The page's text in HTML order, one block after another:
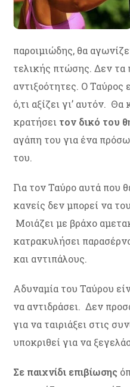
παροιμιώδης, θα
τελικής πτώσης. Δεν τα
αντιξοότητες. Ο Ταύρος
ό,τι αξίζει γι’ αυτόν.
κρατήσει τον δικό του
αγάπη του για ένα
του.
Για τον Ταύρο αυτά που
κανείς δεν μπορεί να
Μοιάζει με βράχο
κατρακυλήσει
και αντιπάλους.
Αδυναμία του Ταύρου
να αντιδράσει. Δεν
για να ταιριάξει στις
υποκριθεί για να
Σε παιχνίδι επιβίωσης